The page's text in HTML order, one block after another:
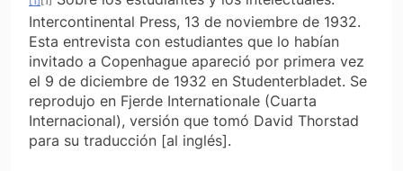
Intercontinental Press, 13 de noviembre de 1932.
Esta entrevista con estudiantes que lo habían
invitado a Copenhague apareció por primera vez
el 9 de diciembre de 1932 en Studenterbladet. Se
reprodujo en Fjerde Internationale (Cuarta
Internacional), ver­sión que tomó David Thorstad
para su traducción [al inglés].